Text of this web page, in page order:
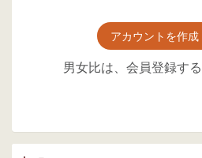
アカウントを作成
男女比は、会員登録す